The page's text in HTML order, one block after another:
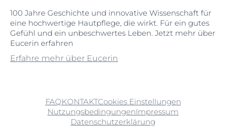
100 Jahre Geschichte und innovative Wissenschaft für
eine hochwertige Hautpflege, die wirkt. Für ein gutes
Gefühl und ein unbeschwertes Leben. Jetzt mehr über
Eucerin erfahren
Erfahre mehr über Eucerin
FAQKONTAKTCookies Einstellungen
NutzungsbedingungenImpressum
Datenschutzerklärung